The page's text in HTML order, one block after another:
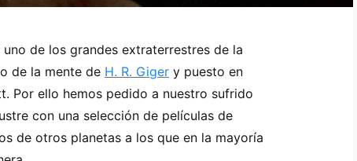
de los grandes extraterrestres de la
de la mente de H. R. Giger y puesto en
Por ello hemos pedido a nuestro sufrido
con una selección de películas de
de otros planetas a los que en la mayoría